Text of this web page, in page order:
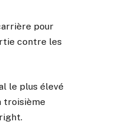
pour
contre les
le plus élevé
troisième